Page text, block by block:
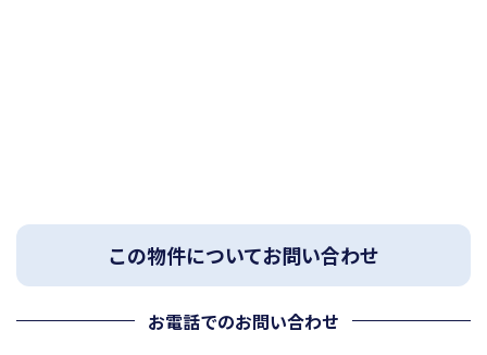
この物件についてお問い合わせ
お電話でのお問い合わせ